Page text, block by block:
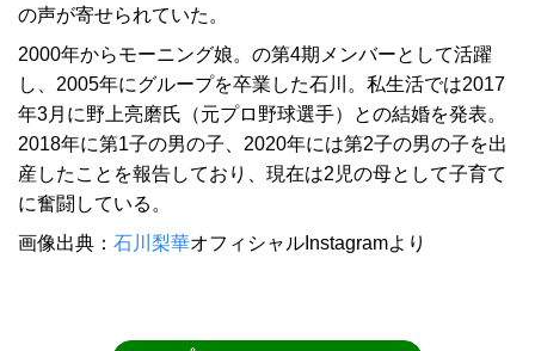
の声が寄せられていた。
2000年からモーニング娘。の第4期メンバーとして活躍
し、2005年にグループを卒業した石川。私生活では2017
年3月に野上亮磨氏（元プロ野球選手）との結婚を発表。
2018年に第1子の男の子、2020年には第2子の男の子を出
産したことを報告しており、現在は2児の母として子育て
に奮闘している。
画像出典： 石川梨華オフィシャルInstagramより